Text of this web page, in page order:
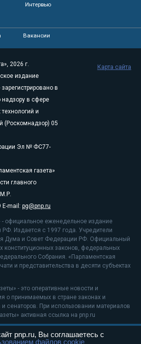
Интервью
Вакансии
2026 г.
издание
в
в сфере
и
(Роскомнадзор) 05
Эл № ФС77-
газета»
главного
E-mail: pg@pnp.ru
- официальное еженедельное издание
Издается с 1997 года. Учредители
Дума и Совет Федерации РФ. Официальный
конституционных законов, федеральных
Собрания. «Парламентская
и представительства в десяти субъектах
- это оперативные новости и
о принимаемых в стране законах и
и сенаторов. При использовании материалов
активная ссылка на pnp.ru
применяютсярекомендательные
Карта сайта
pnp.ru, Вы соглашаетесь с
файлов cookie